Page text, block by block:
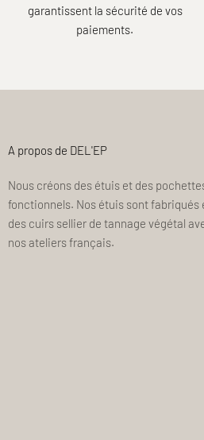
garantissent la sécurité de vos
paiements.
A propos de DEL'EP
Nous créons des étuis et des
fonctionnels. Nos étuis sont fabriqués
des cuirs sellier de tannage végétal
nos ateliers français.